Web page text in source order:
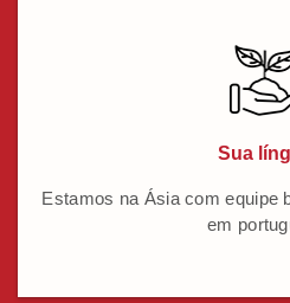
Sua
Estamos na Ásia com equipe
em